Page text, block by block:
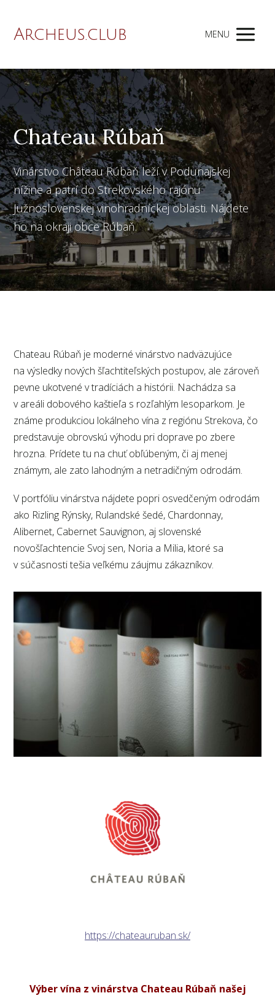
Archeus.club MENU
Chateau Rúbaň
Vinárstvo Château Rúbaň leží v Podunajskej
nížine a patrí do Strekovského rajónu
Južnoslovenskej vinohradníckej oblasti. Nájdete
ho na okraji obce Rúbaň.
Chateau Rúbaň je moderné vinárstvo nadväzujúce
na výsledky nových šľachtiteľských postupov, ale zároveň
pevne ukotvené v tradíciách a histórii. Nachádza sa
v areáli dobového kaštieľa s rozľahlým lesoparkom. Je
známe produkciou lokálneho vína z regiónu Strekova, čo
predstavuje obrovskú výhodu pri doprave po zbere
hrozna. Prídete tu na chuť obľúbeným, či aj menej
známym, ale zato lahodným a netradičným odrodám.
V portfóliu vinárstva nájdete popri osvedčeným odrodám
ako Rizling Rýnsky, Rulandské šedé, Chardonnay,
Alibernet, Cabernet Sauvignon, aj slovenské
novošľachtencie Svoj sen, Noria a Milia, ktoré sa
v súčasnosti tešia veľkému záujmu zákazníkov.
https://chateauruban.sk/
Výber vína z vinárstva Chateau Rúbaň našej